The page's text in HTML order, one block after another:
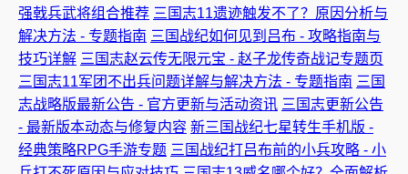
强戟兵武将组合推荐 三国志11遗迹触发不了？原因分析与
解决方法 - 专题指南 三国战纪如何见到吕布 - 攻略指南与
技巧详解 三国志赵云传无限元宝 - 赵子龙传奇战记专题页
三国志11军团不出兵问题详解与解决方法 - 专题指南 三国
志战略版最新公告 - 官方更新与活动资讯 三国志更新公告
- 最新版本动态与修复内容 新三国战纪七星转生手机版 -
经典策略RPG手游专题 三国战纪打吕布前的小兵攻略 - 小